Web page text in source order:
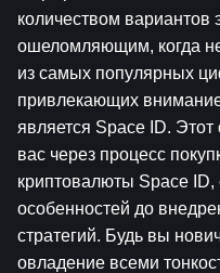
количеством вариантов
ошеломляющим, когда
из самых популярных
привлекающих
является Space ID.
вас через процесс
криптовалюты Space
особенностей до
стратегий. Будь вы
овладение всеми